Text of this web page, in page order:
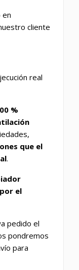
en
cliente
real
%
que el
.
el
pedido el
pondremos
para